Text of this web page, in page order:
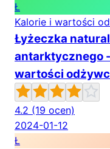
Ł
Kalorie i wartości
Łyżeczka
antarktycznego
wartości
4.2 (19 ocen)
2024-01-12
Ł